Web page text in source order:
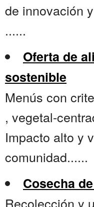
de innovación
......
Oferta de
sostenible
Menús con
, vegetal-
Impacto alto y
comunidad......
Cosecha
Recolección y